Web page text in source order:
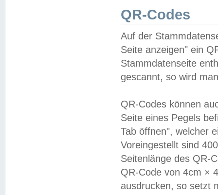
QR-Codes
Auf der
Seite anzeigen" ein
Stammdatenseite
gescannt, so wird
QR-Codes können
Seite eines Pegels
Tab öffnen", welcher
Voreingestellt sind
Seitenlänge des QR-
QR-Code von 4cm ×
ausdrucken, so setzt